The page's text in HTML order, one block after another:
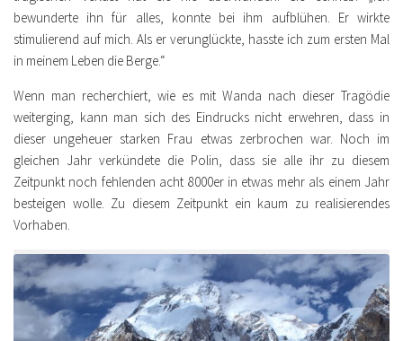
bewunderte ihn für alles, konnte bei ihm aufblühen. Er wirkte
stimulierend auf mich. Als er verunglückte, hasste ich zum ersten Mal
in meinem Leben die Berge.“
Wenn man recherchiert, wie es mit Wanda nach dieser Tragödie
weiterging, kann man sich des Eindrucks nicht erwehren, dass in
dieser ungeheuer starken Frau etwas zerbrochen war. Noch im
gleichen Jahr verkündete die Polin, dass sie alle ihr zu diesem
Zeitpunkt noch fehlenden acht 8000er in etwas mehr als einem Jahr
besteigen wolle. Zu diesem Zeitpunkt ein kaum zu realisierendes
Vorhaben.